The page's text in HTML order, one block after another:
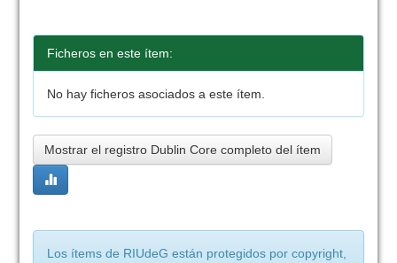
Ficheros en este ítem:
No hay ficheros asociados a este ítem.
Mostrar el registro Dublin Core completo del ítem
Los ítems de RIUdeG están protegidos por copyright,